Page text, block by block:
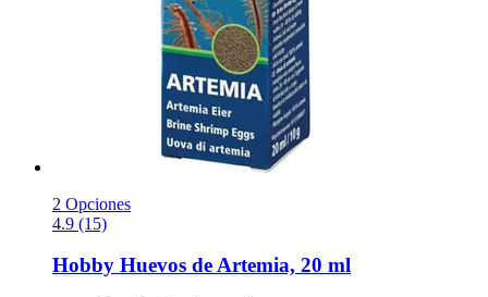
2 Opciones
4.9 (15)
Hobby Huevos de Artemia, 20 ml